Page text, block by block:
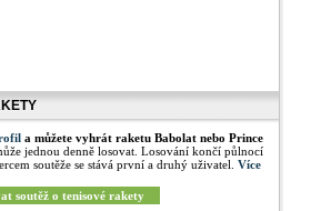
a můžete vyhrát raketu Babolat nebo Prince
jednou denně losovat. Losování končí půlnocí
soutěže se stává první a druhý uživatel. Více
soutěž o tenisové rakety